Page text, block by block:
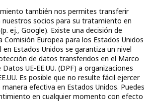
a través de la tarjeta IKEA VISA emitida por la
Payments & Consumer, E.F.C., E.P., S.A.U., y
La entidad ha escogido como sistema de
recibidos de usuarios de servicios de pago que
cuenta bancaria separada abierta en CaixaBank,
las formas de pago de tu tarjeta aquí:
productos. ​
contrato
servicios
también nos permites transferir
nuestros socios para su tratamiento en
ej., Google). Existe una decisión de
Comisión Europea para los Estados Unidos
Estados Unidos se garantiza un nivel
de datos transferidos en el Marco
UE-EE.UU. (DPF) a organizaciones
Es posible que no resulte fácil ejercer
efectiva en Estados Unidos. Puedes
en cualquier momento con efecto